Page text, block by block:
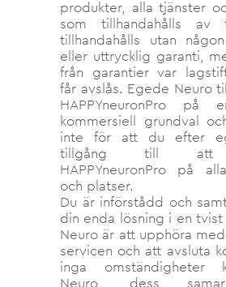
produkter, alla tjänster
som tillhandahålls av
tillhandahålls utan
eller uttrycklig garanti,
från garantier var
får avslås. Egede Neuro
HAPPYneuronPro på
kommersiell grundval
inte för att du efter
tillgång till att
HAPPYneuronPro på
och platser.
Du är införstådd och
din enda lösning i en
Neuro är att upphöra
servicen och att avsluta
inga omständigheter
Neuro, dess